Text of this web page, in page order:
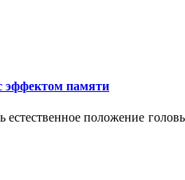
эффектом памяти
положение